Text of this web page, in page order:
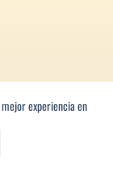
experiencia en